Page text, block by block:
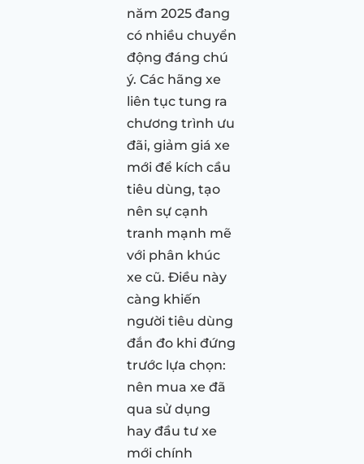
năm 2025 đang
có nhiều chuyển
động đáng chú
ý. Các hãng xe
liên tục tung ra
chương trình ưu
đãi, giảm giá xe
mới để kích cầu
tiêu dùng, tạo
nên sự cạnh
tranh mạnh mẽ
với phân khúc
xe cũ. Điều này
càng khiến
người tiêu dùng
đắn đo khi đứng
trước lựa chọn:
nên mua xe đã
qua sử dụng
hay đầu tư xe
mới chính